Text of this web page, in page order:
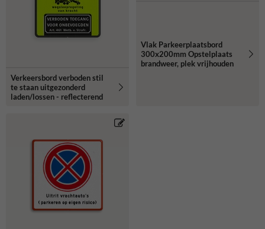
Verkeersbord verboden stil
te staan uitgezonderd
laden/lossen - reflecterend
Vlak Parkeerplaatsbord
300x200mm Opstelplaats
brandweer, plek vrijhouden